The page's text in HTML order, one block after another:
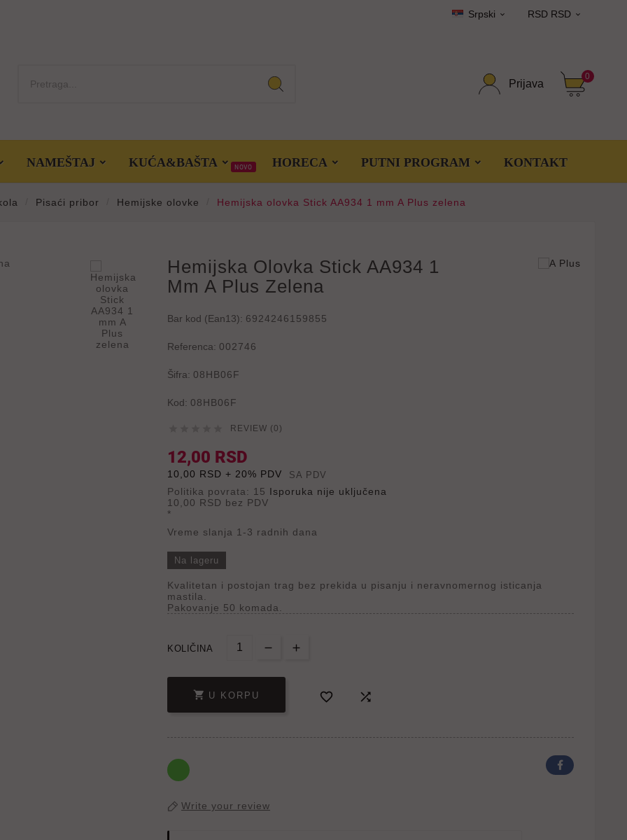
Srpski  RSD RSD 
Prijava
0
NAMEŠTAJ KUĆA&BAŠTA NOVO HORECA PUTNI PROGRAM KONTAKT
Pisaći pribor Hemijske olovke Hemijska olovka Stick AA934 1 mm A Plus zelena
Hemijska Olovka Stick AA934 1
Mm A Plus Zelena
Bar kod (Ean13): 6924246159855
Referenca: 002746
Šifra: 08HB06F
Kod: 08HB06F
REVIEW (0)
12,00 RSD
10,00 RSD + 20% PDV SA PDV
Politika povrata: 15 Isporuka nije uključena
10,00 RSD bez PDV
*
Vreme slanja 1-3 radnih dana
Na lageru
Kvalitetan i postojan trag bez prekida u pisanju i neravnomernog isticanja
mastila.
Pakovanje 50 komada.
KOLIČINA
 U KORPU  
Write your review